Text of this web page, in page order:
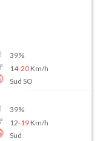
39%
14-20Km/h
Sud SO
39%
12-19Km/h
Sud